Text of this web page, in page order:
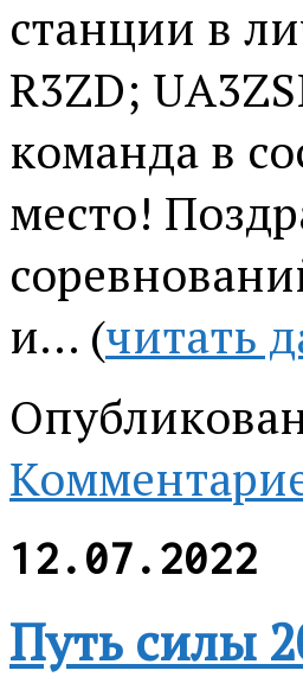
станции в
R3ZD;
команда в
место!
и… (читать
12.07.2022
Путь силы